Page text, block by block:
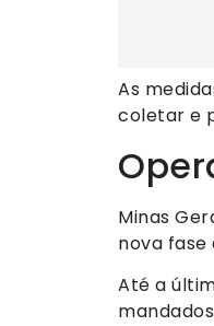
As
coletar e
Minas
nova fase
Até a